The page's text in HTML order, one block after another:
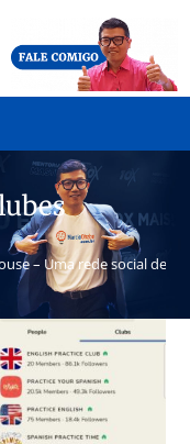
– Uma rede social de